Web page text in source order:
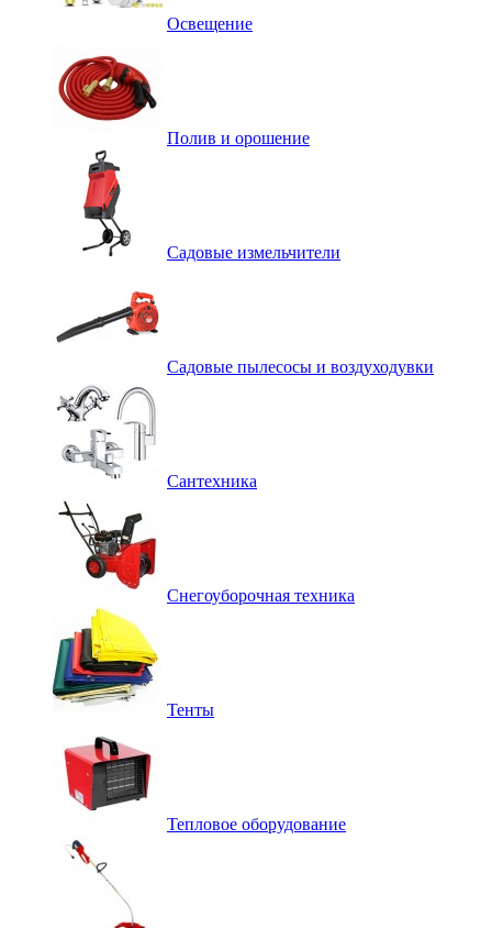
Освещение
Полив и орошение
Садовые измельчители
Садовые пылесосы и воздуходувки
Сантехника
Снегоуборочная техника
Тенты
Тепловое оборудование